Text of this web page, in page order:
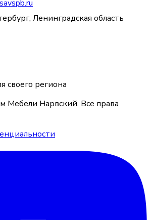
Ленинградская область
своего региона
Мебели Нарвский. Все права